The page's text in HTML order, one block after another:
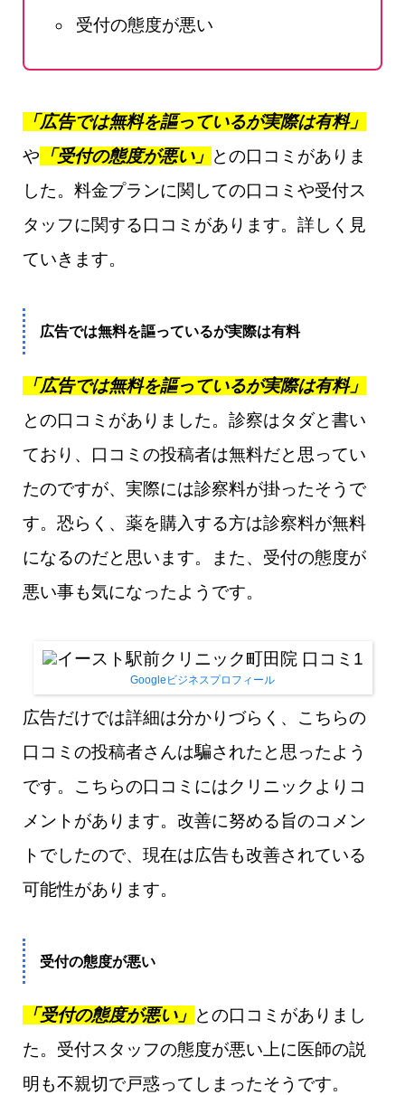
受付の態度が悪い
「広告では無料を謳っているが実際は有料」
や 「受付の態度が悪い」 との口コミがありま
した。料金プランに関しての口コミや受付ス
タッフに関する口コミがあります。詳しく見
ていきます。
広告では無料を謳っているが実際は有料
「広告では無料を謳っているが実際は有料」
との口コミがありました。診察はタダと書い
ており、口コミの投稿者は無料だと思ってい
たのですが、実際には診察料が掛ったそうで
す。恐らく、薬を購入する方は診察料が無料
になるのだと思います。また、受付の態度が
悪い事も気になったようです。
Googleビジネスプロフィール
広告だけでは詳細は分かりづらく、こちらの
口コミの投稿者さんは騙されたと思ったよう
です。こちらの口コミにはクリニックよりコ
メントがあります。改善に努める旨のコメン
トでしたので、現在は広告も改善されている
可能性があります。
受付の態度が悪い
「受付の態度が悪い」 との口コミがありまし
た。受付スタッフの態度が悪い上に医師の説
明も不親切で戸惑ってしまったそうです。